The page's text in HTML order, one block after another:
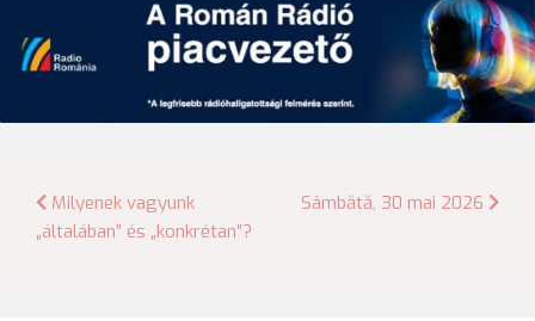
Bejegyzés
navigáció
Milyenek vagyunk
„általában” és „konkrétan”?
Sâmbătă, 30 mai 2026